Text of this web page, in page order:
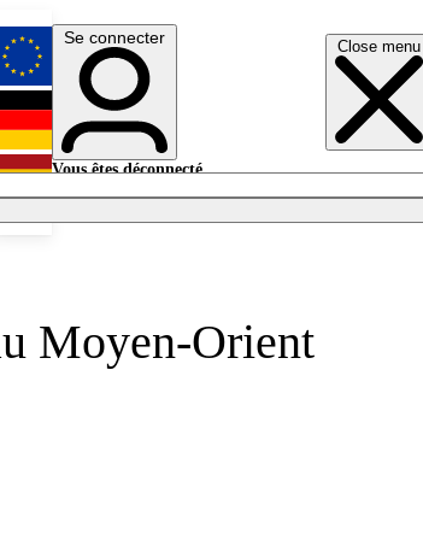
Close menu
English
Deutsch
Se connecter
Vous êtes déconnecté.
Moyen-Orient